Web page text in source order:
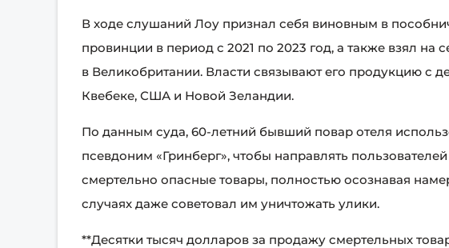
В ходе слушаний Лоу признал себя виновным в
провинции в период с 2021 по 2023 год, а также взял на
в Великобритании. Власти связывают его продукцию с
Квебеке, США и Новой Зеландии.
По данным суда, 60-летний бывший повар отеля
псевдоним «Гринберг», чтобы направлять
смертельно опасные товары, полностью осознавая
случаях даже советовал им уничтожать улики.
**Десятки тысяч долларов за продажу смертельных